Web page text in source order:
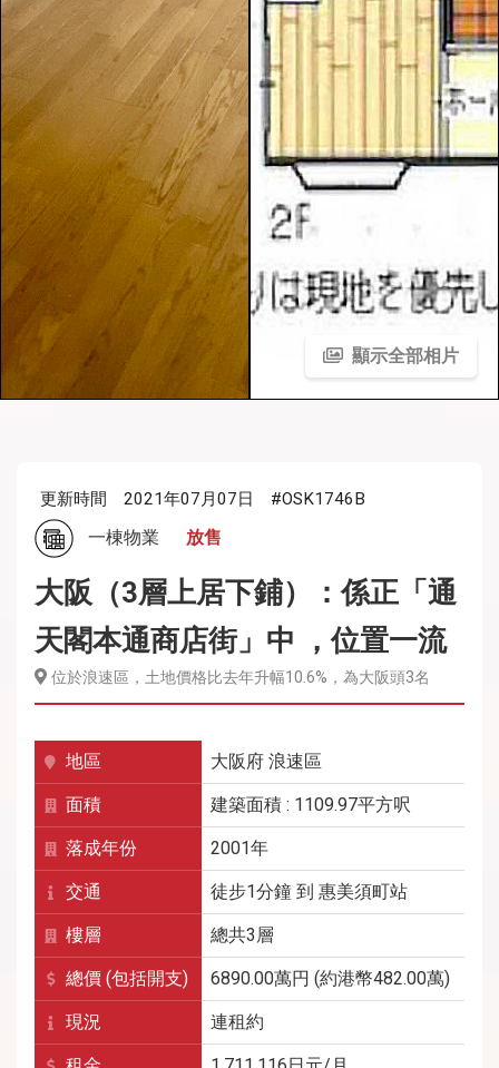
顯示全部相片
更新時間 2021年07月07日 #OSK1746B
一棟物業 放售
大阪（3層上居下鋪）：係正「通
天閣本通商店街」中 ，位置一流
位於浪速區，土地價格比去年升幅10.6%，為大阪頭3名
地區 大阪府 浪速區
面積 建築面積 : 1109.97平方呎
落成年份 2001年
交通 徒步1分鐘 到 惠美須町站
樓層 總共3層
總價 (包括開支) 6890.00萬円 (約港幣482.00萬)
現況 連租約